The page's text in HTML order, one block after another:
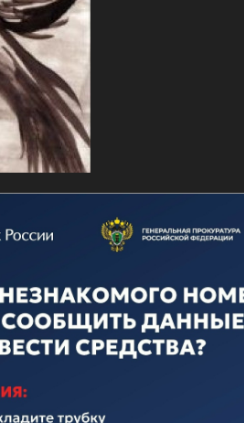
от истории нашего
героическими
Флота. Поэтому
для его становления и